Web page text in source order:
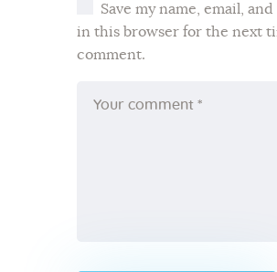
Save my name, email,
in this browser for the next
comment.